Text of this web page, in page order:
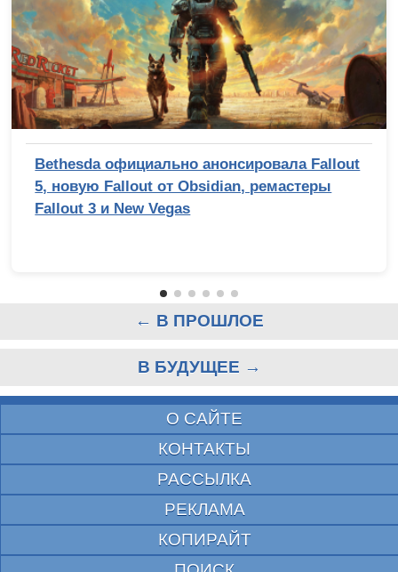
Bethesda официально анонсировала Fallout
5, новую Fallout от Obsidian, ремастеры
Fallout 3 и New Vegas
← В ПРОШЛОЕ
В БУДУЩЕЕ →
О САЙТЕ
КОНТАКТЫ
РАССЫЛКА
РЕКЛАМА
КОПИРАЙТ